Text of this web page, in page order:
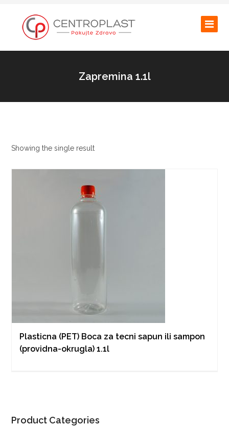
Zapremina 1.1l
Showing the single result
Plasticna (PET) Boca za tecni sapun ili sampon
(providna-okrugla) 1.1l
Product Categories